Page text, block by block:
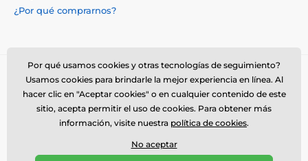
¿Por qué comprarnos?
© 2026 www.trophymonster.mx ⦁ Tienda electrónica creada por
Por qué usamos cookies y otras tecnologías de seguimiento?
Usamos cookies para brindarle la mejor experiencia en línea. Al
hacer clic en "Aceptar cookies" o en cualquier contenido de este
sitio, acepta permitir el uso de cookies. Para obtener más
información, visite nuestra política de cookies.
No aceptar